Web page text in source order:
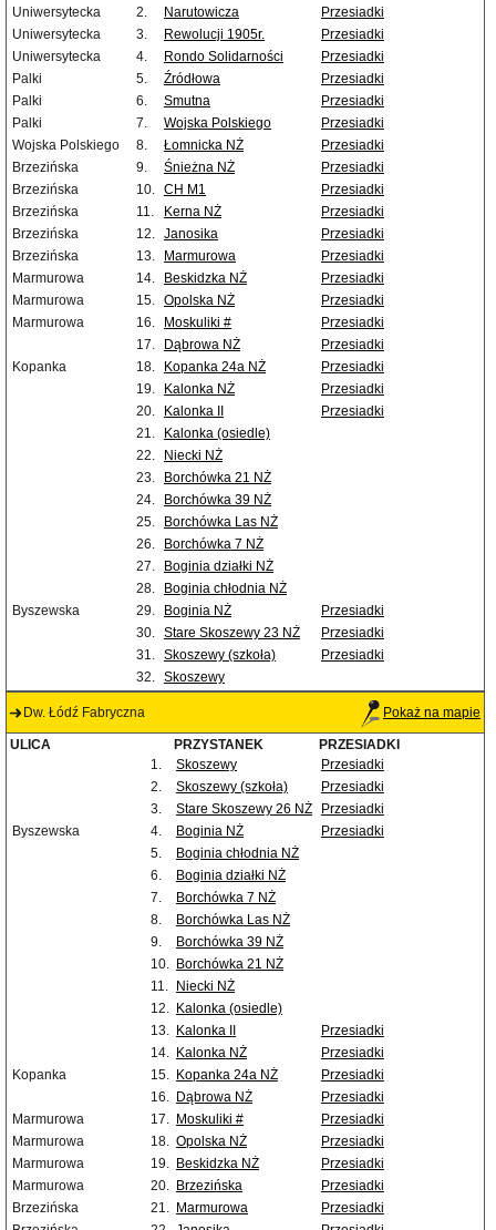
Uniwersytecka
2. Narutowicza
Przesiadki
Uniwersytecka
3. Rewolucji 1905r.
Przesiadki
Uniwersytecka
4. Rondo Solidarności
Przesiadki
Palki
5. Źródłowa
Przesiadki
Palki
6. Smutna
Przesiadki
Palki
7. Wojska Polskiego
Przesiadki
Wojska Polskiego
8. Łomnicka NŻ
Przesiadki
Brzezińska
9. Śnieżna NŻ
Przesiadki
Brzezińska
10. CH M1
Przesiadki
Brzezińska
11. Kerna NŻ
Przesiadki
Brzezińska
12. Janosika
Przesiadki
Brzezińska
13. Marmurowa
Przesiadki
Marmurowa
14. Beskidzka NŻ
Przesiadki
Marmurowa
15. Opolska NŻ
Przesiadki
Marmurowa
16. Moskuliki #
Przesiadki
17.
Dąbrowa NŻ
Przesiadki
Kopanka
18. Kopanka 24a NŻ
Przesiadki
19.
Kalonka NŻ
Przesiadki
20.
Kalonka II
Przesiadki
21.
Kalonka (osiedle)
22.
Niecki NŻ
23.
Borchówka 21 NŻ
24.
Borchówka 39 NŻ
25.
Borchówka Las NŻ
26.
Borchówka 7 NŻ
27.
Boginia działki NŻ
28.
Boginia chłodnia NŻ
Byszewska
29. Boginia NŻ
Przesiadki
30. Stare Skoszewy 23 NŻ
Przesiadki
31. Skoszewy (szkoła)
Przesiadki
32. Skoszewy
Dw. Łódź Fabryczna Pokaż na mapie
ULICA PRZYSTANEK
PRZESIADKI
1.
Skoszewy
Przesiadki
2.
Skoszewy (szkoła)
Przesiadki
3.
Stare Skoszewy 26 NŻ
Przesiadki
Byszewska
4. Boginia NŻ
Przesiadki
5.
Boginia chłodnia NŻ
6.
Boginia działki NŻ
7.
Borchówka 7 NŻ
8.
Borchówka Las NŻ
9.
Borchówka 39 NŻ
10. Borchówka 21 NŻ
11.
Niecki NŻ
12. Kalonka (osiedle)
13. Kalonka II
Przesiadki
14. Kalonka NŻ
Przesiadki
Kopanka
15. Kopanka 24a NŻ
Przesiadki
16. Dąbrowa NŻ
Przesiadki
Marmurowa
17. Moskuliki #
Przesiadki
Marmurowa
18. Opolska NŻ
Przesiadki
Marmurowa
19. Beskidzka NŻ
Przesiadki
Marmurowa
20. Brzezińska
Przesiadki
Brzezińska
21. Marmurowa
Przesiadki